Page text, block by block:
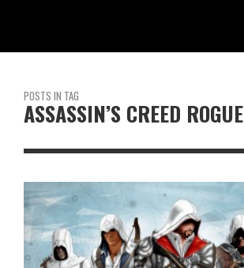
POSTS IN TAG
ASSASSIN’S CREED ROGUE